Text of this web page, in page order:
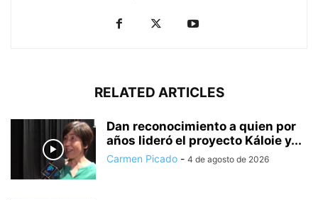
RELATED ARTICLES
Dan reconocimiento a quien por
años lideró el proyecto Káloie y...
Carmen Picado - 4 de agosto de 2026